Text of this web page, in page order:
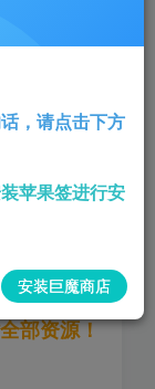
部资源！
，请点击下方
苹果签进行安
安装巨魔商店